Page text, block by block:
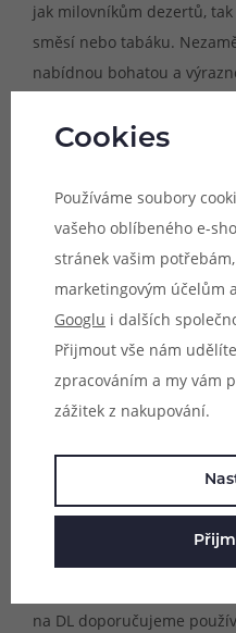
jak milovníkům dezertů,
směsí nebo tabáku.
nabídnou bohatou a
příchutě typu shake &
Příchutě ze série Bombo
originálních Chubby
ve kterých se nachází
Pro výrobu příchutí
nejvybranější a
prochází všemi nutnými
světový trh.
Postup přípravy e-liquidu
protřepejte. Poté můžete
na DL doporučujeme
Cookies
Používáme soubory
vašeho oblíbeného e-
stránek vašim
marketingovým účelům
Googlu i dalších
Přijmout vše nám
zpracováním a my vám
zážitek z nakupování.